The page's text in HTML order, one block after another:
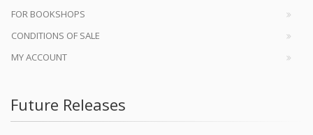
FOR BOOKSHOPS
CONDITIONS OF SALE
MY ACCOUNT
Future Releases